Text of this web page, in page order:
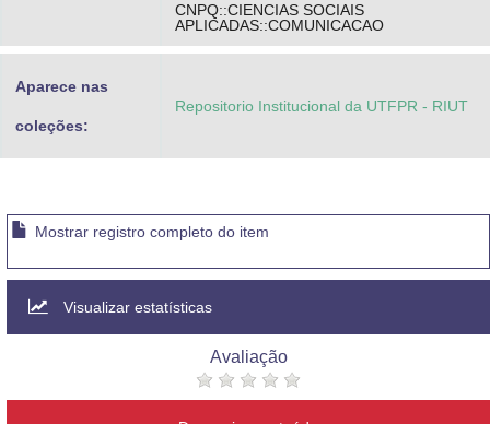
CNPQ::CIENCIAS SOCIAIS
APLICADAS::COMUNICACAO
Aparece nas
coleções:
Repositorio Institucional da UTFPR - RIUT
Mostrar registro completo do item
Visualizar estatísticas
Avaliação